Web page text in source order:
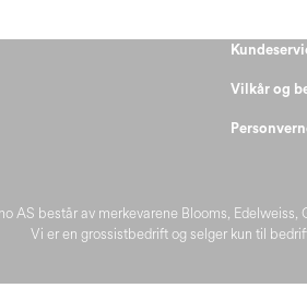
AS består av merkevarene Blooms,
Vi er en grossistbedrift og selger kun til
Vilkår og